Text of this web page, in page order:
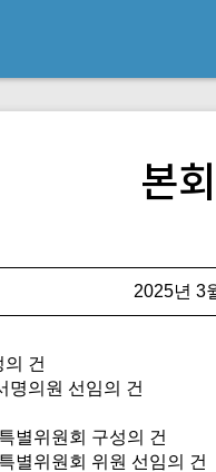
본
2025년 3
건
명의원 선임의 건
별위원회 구성의 건
별위원회 위원 선임의 건